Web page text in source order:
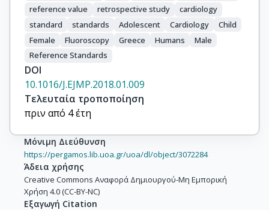
reference value
retrospective study
cardiology
standard
standards Adolescent Cardiology
Child
Female
Fluoroscopy Greece Humans
Male
Reference Standards
DOI
10.1016/J.EJMP.2018.01.009
Τελευταία τροποποίηση
πριν από 4 έτη
Μόνιμη Διεύθυνση
https://pergamos.lib.uoa.gr/uoa/dl/object/3072284
Άδεια χρήσης
Creative Commons Αναφορά Δημιουργού-Μη Εμπορική
Χρήση 4.0 (CC-BY-NC)
Εξαγωγή Citation